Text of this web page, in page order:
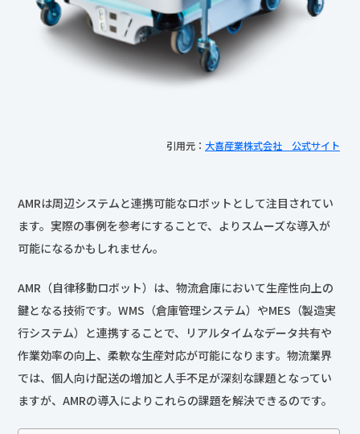
引用元： 大喜産業株式会社 公式サイト
AMRは周辺システムと連携可能なロボットとして注目されてい
ます。実際の事例を参考にすることで、よりスムーズな導入が
可能になるかもしれません。
AMR（自律移動ロボット）は、物流倉庫において生産性向上の
鍵となる技術です。WMS（倉庫管理システム）やMES（製造実
行システム）と連携することで、リアルタイムなデータ共有や
作業効率の向上、柔軟な生産対応が可能になります。物流業界
では、個人向け配送の増加と人手不足が深刻な課題となってい
ますが、AMRの導入によりこれらの課題を解決できるのです。